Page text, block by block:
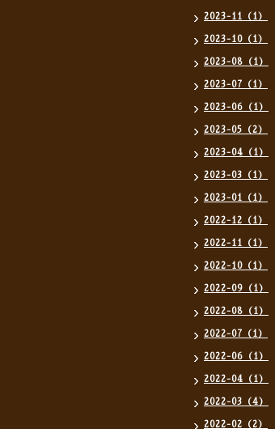
2023-11（1）
2023-10（1）
2023-08（1）
2023-07（1）
2023-06（1）
2023-05（2）
2023-04（1）
2023-03（1）
2023-01（1）
2022-12（1）
2022-11（1）
2022-10（1）
2022-09（1）
2022-08（1）
2022-07（1）
2022-06（1）
2022-04（1）
2022-03（4）
2022-02（2）